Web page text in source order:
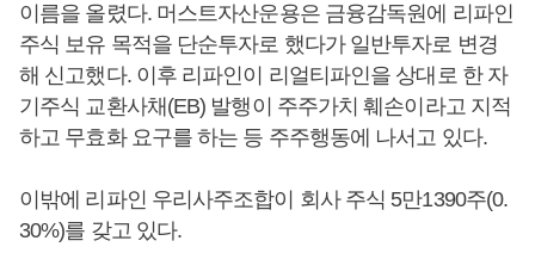
이름을 올렸다. 머스트자산운용은 금융감독원에 리파인
주식 보유 목적을 단순투자로 했다가 일반투자로 변경
해 신고했다. 이후 리파인이 리얼티파인을 상대로 한 자
기주식 교환사채(EB) 발행이 주주가치 훼손이라고 지적
하고 무효화 요구를 하는 등 주주행동에 나서고 있다.
이밖에 리파인 우리사주조합이 회사 주식 5만1390주(0.
30%)를 갖고 있다.